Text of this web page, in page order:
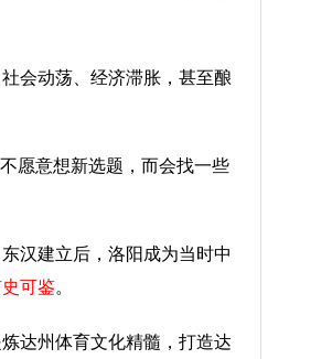
会动荡、经济滞胀，甚至酿
愿意想新选题，而会找一些
汉建立后，洛阳成为当时中
可鉴。
达州体育文化精髓，打造达